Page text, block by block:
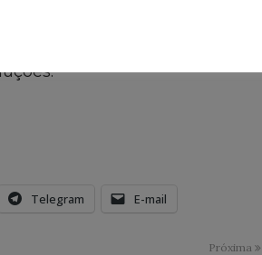
Implantação para o mundo
Telegram E-mail
Próxima